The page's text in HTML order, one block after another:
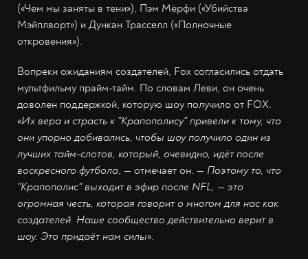
(«Чем мы заняты в тени»), Пэм Мёрфи («Убийства
Мэйплворт») и Дункан Трасселл («Полночные
откровения»).
Вопреки ожиданиям создателей, Fox согласились отдать
мультфильму прайм-тайм. По словам Леви, он очень
доволен поддержкой, которую шоу получило от FOX.
«Их вера и страсть к "Крапополису" привели к тому, что
они упорно добивались, чтобы шоу получило один из
лучших тайм-слотов, который, очевидно, идёт после
воскресного футбола, — отмечает он. — Поэтому то, что
"Крапополис" выходит в эфир после NFL, — это
огромная честь, которая говорит о многом для нас как
создателей. Наше сообщество действительно верит в
шоу. Это придаёт нам силы».